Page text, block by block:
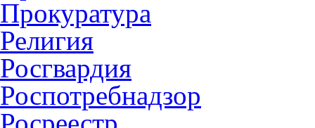
Прокуратура
Религия
Росгвардия
Роспотребнадзор